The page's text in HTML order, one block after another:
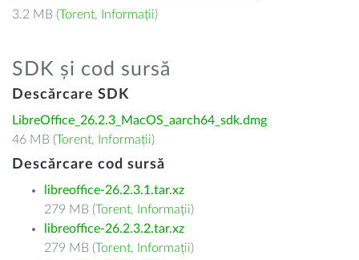
3.2 MB (Torent, Informații)
SDK și cod sursă
Descărcare SDK
LibreOffice_26.2.3_MacOS_aarch64_sdk.dmg
46 MB (Torent, Informații)
Descărcare cod sursă
libreoffice-26.2.3.1.tar.xz
279 MB (Torent, Informații)
libreoffice-26.2.3.2.tar.xz
279 MB (Torent, Informații)